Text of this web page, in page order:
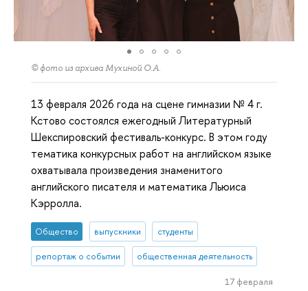
© фото из архива Мухиной О.А.
13 февраля 2026 года на сцене гимназии № 4 г.
Кстово состоялся ежегодный Литературный
Шекспировский фестиваль-конкурс. В этом году
тематика конкурсных работ на английском языке
охватывала произведения знаменитого
английского писателя и математика Льюиса
Кэрролла.
Общество выпускники студенты
репортаж о событии общественная деятельность
17 февраля